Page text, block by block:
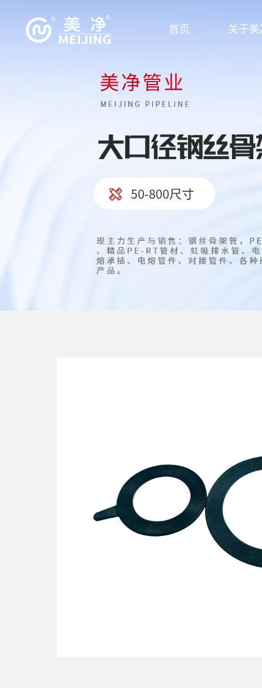
首页 关于美